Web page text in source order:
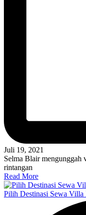
Juli 19, 2021
Selma Blair mengunggah
rintangan
Read More
Pilih Destinasi Sewa Villa